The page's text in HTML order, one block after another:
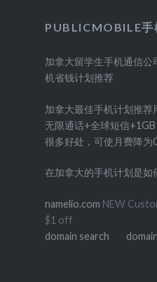
PUBLICMOBILE手
加拿大留学生手机通信
机省钱计划推荐
加拿大最佳手机计划推
无限通话+全球短信
很多好处，可使月费降为0
在加拿大的手机计划是如
namelio.com NEW
$1 off
domain search